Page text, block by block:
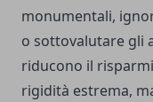
monumentali,
o sottovalutare gli
riducono il
rigidità estrema,